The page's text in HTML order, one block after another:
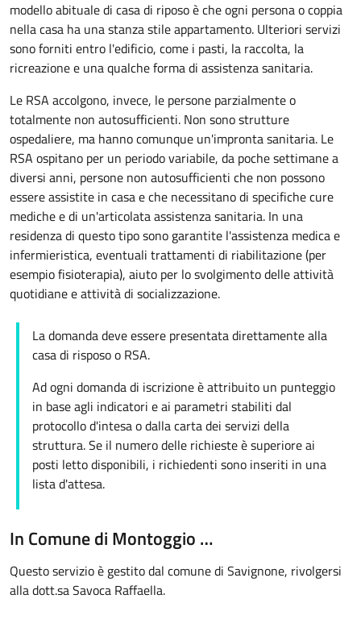
modello abituale di casa di riposo è che ogni persona o coppia
nella casa ha una stanza stileappartamento. Ulteriori servizi
sono forniti entro l'edificio, come i pasti, la raccolta, la
ricreazione e una qualche forma di assistenza sanitaria.
Le RSA accolgono, invece, le persone parzialmente o
totalmente non autosufficienti. Non sono strutture
ospedaliere, ma hanno comunque un'impronta sanitaria. Le
RSA ospitano per un periodo variabile, da poche settimane a
diversi anni, persone non autosufficienti che non possono
essere assistite in casa e che necessitano di specifiche cure
mediche e di un'articolata assistenza sanitaria. In una
residenza di questo tipo sono garantite l'assistenza medica e
infermieristica, eventuali trattamenti di riabilitazione (per
esempio fisioterapia), aiuto per lo svolgimento delle attività
quotidiane e attività di socializzazione.
La domanda deve essere presentata direttamente alla
casa di risposo o RSA.
Ad ogni domanda di iscrizione è attribuito un punteggio
in base agli indicatori e ai parametri stabiliti dal
protocollo d'intesa o dalla carta dei servizi della
struttura. Se il numero delle richieste è superiore ai
posti letto disponibili, i richiedenti sono inseriti in una
lista d'attesa.
In Comune di Montoggio …
Questo servizio è gestito dal comune di Savignone, rivolgersi
alla dott.sa Savoca Raffaella.